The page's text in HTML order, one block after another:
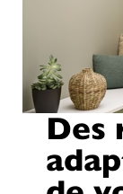
Des